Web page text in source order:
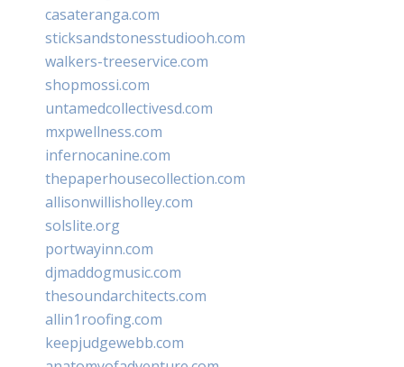
casateranga.com
sticksandstonesstudiooh.com
walkers-treeservice.com
shopmossi.com
untamedcollectivesd.com
mxpwellness.com
infernocanine.com
thepaperhousecollection.com
allisonwillisholley.com
solslite.org
portwayinn.com
djmaddogmusic.com
thesoundarchitects.com
allin1roofing.com
keepjudgewebb.com